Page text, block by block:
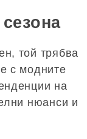
той трябва
с модните
на
нюанси и